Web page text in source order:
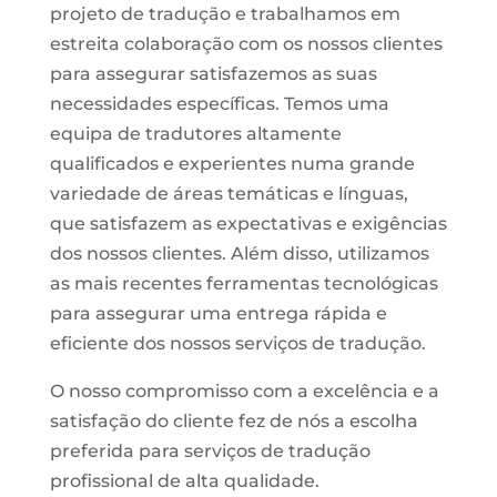
projeto de tradução e trabalhamos em
estreita colaboração com os nossos clientes
para assegurar satisfazemos as suas
necessidades específicas. Temos uma
equipa de tradutores altamente
qualificados e experientes numa grande
variedade de áreas temáticas e línguas,
que satisfazem as expectativas e exigências
dos nossos clientes. Além disso, utilizamos
as mais recentes ferramentas tecnológicas
para assegurar uma entrega rápida e
eficiente dos nossos serviços de tradução.
O nosso compromisso com a excelência e a
satisfação do cliente fez de nós a escolha
preferida para serviços de tradução
profissional de alta qualidade.